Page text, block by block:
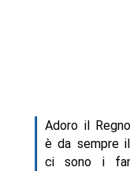
Adoro il
è da sempre
ci sono i